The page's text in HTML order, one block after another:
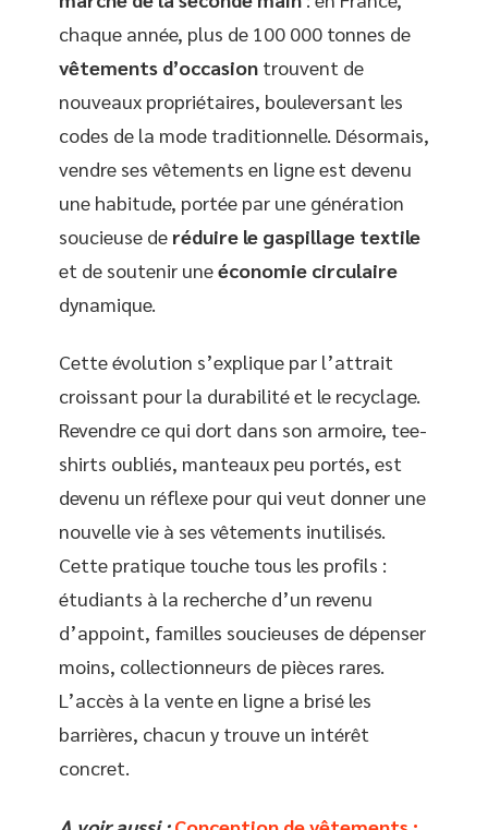
chaque année, plus de 100 000 tonnes de
vêtements d’occasion trouvent de
nouveaux propriétaires, bouleversant les
codes de la mode traditionnelle. Désormais,
vendre ses vêtements en ligne est devenu
une habitude, portée par une génération
soucieuse de réduire le gaspillage textile
et de soutenir uneéconomie circulaire
dynamique.
Cette évolution s’explique par l’attrait
croissant pour la durabilité et le recyclage.
Revendre ce qui dort dans son armoire, tee-
shirts oubliés, manteaux peu portés, est
devenu un réflexe pour qui veut donner une
nouvelle vie à ses vêtements inutilisés.
Cette pratique touche tous les profils :
étudiants à la recherche d’un revenu
d’appoint, familles soucieuses de dépenser
moins, collectionneurs de pièces rares.
L’accès à la vente en ligne a brisé les
barrières, chacun y trouve un intérêt
concret.